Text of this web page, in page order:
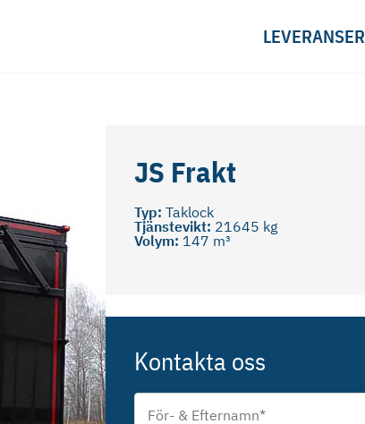
LEVERANSER
JS Frakt
Typ: Taklock
Tjänstevikt: 21645 kg
Volym: 147 m³
Kontakta oss
För-